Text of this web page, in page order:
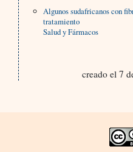
Algunos sudafricanos con
tratamiento
Salud y Fármacos
creado el 7